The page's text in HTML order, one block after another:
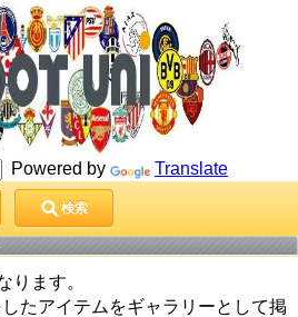
Powered by Translate
検索
ります。
たアイテムをギャラリーとして掲